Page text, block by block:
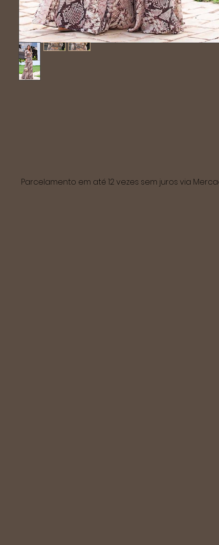
Parcelamento em até 12 vezes sem juros via